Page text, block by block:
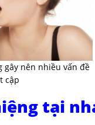
gây nên nhiều vấn đề
cập
tại